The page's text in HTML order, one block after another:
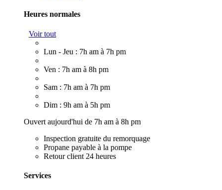
Heures normales
Voir tout
Lun - Jeu : 7h am à 7h pm
Ven : 7h am à 8h pm
Sam : 7h am à 7h pm
Dim : 9h am à 5h pm
Ouvert aujourd'hui de 7h am à 8h pm
Inspection gratuite du remorquage
Propane payable à la pompe
Retour client 24 heures
Services